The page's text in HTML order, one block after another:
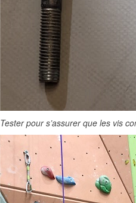
Tester pour s’assurer que les vis